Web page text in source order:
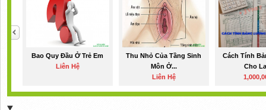
Bao Quy Đầu Ở Trẻ Em
Liên Hệ
Thu Nhỏ Của Tầng Sinh
Môn Ở...
Liên Hệ
Cách Tính
Cho